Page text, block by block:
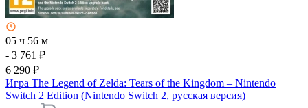
05 ч 56 м
- 3 761 ₽
6 290 ₽
Игра The Legend of Zelda: Tears of the Kingdom – Nintendo
Switch 2 Edition (Nintendo Switch 2, русская версия)